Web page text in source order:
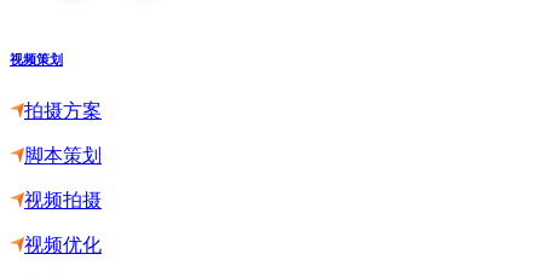
视频策划
拍摄方案
脚本策划
视频拍摄
视频优化